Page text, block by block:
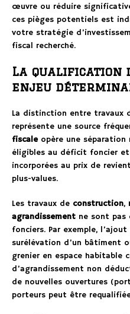
œuvre ou réduire
ces pièges potentiels est
votre stratégie
fiscal recherché.
La qualification
enjeu
La distinction entre travaux
représente une source
fiscaleopère une séparation
éligibles au déficit foncier
incorporées au prix de
plus-values.
Les travaux de construction,
agrandissement ne sont pas
fonciers. Par exemple,
surélévation d’un bâtiment
grenier en espace habitable
d’agrandissement non
de nouvelles ouvertures
porteurs peut être